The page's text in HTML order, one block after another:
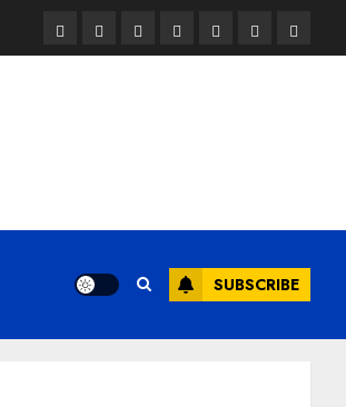
SUBSCRIBE